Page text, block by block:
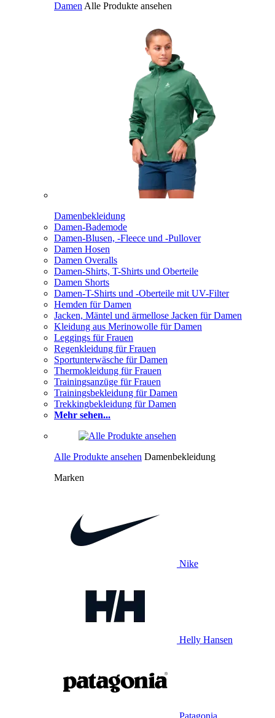
Damen Alle Produkte ansehen
Damenbekleidung
Damen-Bademode
Damen-Blusen, -Fleece und -Pullover
Damen Hosen
Damen Overalls
Damen-Shirts, T-Shirts und Oberteile
Damen Shorts
Damen-T-Shirts und -Oberteile mit UV-Filter
Hemden für Damen
Jacken, Mäntel und ärmellose Jacken für Damen
Kleidung aus Merinowolle für Damen
Leggings für Frauen
Regenkleidung für Frauen
Sportunterwäsche für Damen
Thermokleidung für Frauen
Trainingsanzüge für Frauen
Trainingsbekleidung für Damen
Trekkingbekleidung für Damen
Mehr sehen...
Alle Produkte ansehen Damenbekleidung
Marken
Nike
Helly Hansen
Patagonia